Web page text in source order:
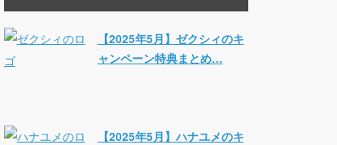
【2025年5月】ゼクシィのキ
ャンペーン特典まとめ…
【2025年5月】ハナユメのキ